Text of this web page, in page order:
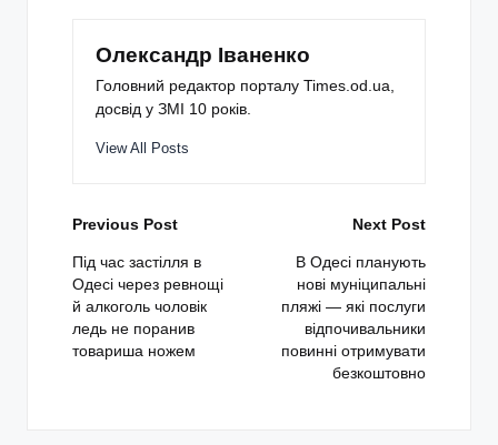
Олександр Іваненко
Головний редактор порталу Times.od.ua,
досвід у ЗМІ 10 років.
View All Posts
Post
navigation
Previous Post
Під час застілля в
Одесі через ревнощі
й алкоголь чоловік
ледь не поранив
товариша ножем
Next Post
В Одесі планують
нові муніципальні
пляжі — які послуги
відпочивальники
повинні отримувати
безкоштовно